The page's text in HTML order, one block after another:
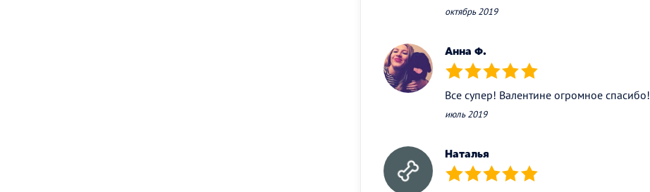
октябрь 2019
Анна Ф.
(*) (*) (*) (*) (*)
Все супер! Валентине огромное спасибо!
июль 2019
Наталья
(*) (*) (*) (*) (*)